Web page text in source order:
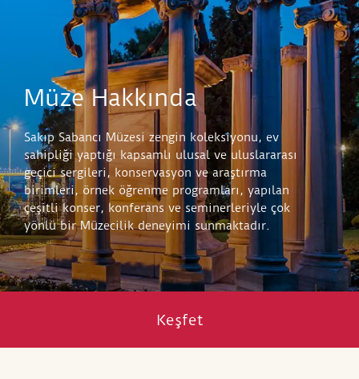
Müze Hakkında
Sakıp Sabancı Müzesi zengin koleksiyonu, ev
sahipliği yaptığı kapsamlı ulusal ve uluslararası
geçici sergileri, konservasyon ve araştırma
birimleri, örnek öğrenme programları, yapılan
çeşitli konser, konferans ve seminerleriyle çok
yönlü bir Müzecilik deneyimi sunmaktadır.
Keşfet